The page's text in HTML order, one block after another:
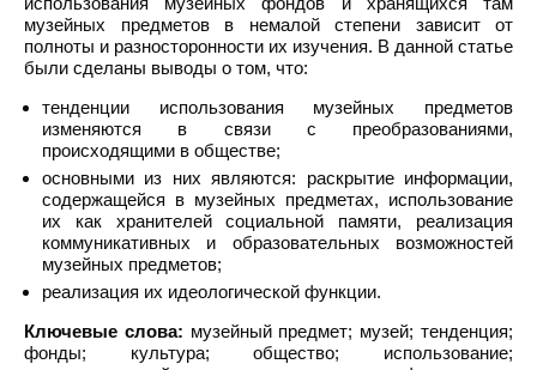
музейных предметов в немалой степени зависит от
полноты и разносторонности их изучения. В данной статье
были сделаны выводы о том, что:
тенденции использования музейных предметов
изменяются в связи с преобразованиями,
происходящими в обществе;
основными из них являются: раскрытие информации,
содержащейся в музейных предметах, использование
их как хранителей социальной памяти, реализация
коммуникативных и образовательных возможностей
музейных предметов;
реализация их идеологической функции.
Ключевые слова: музейный предмет; музей; тенденция;
фонды; культура; общество; использование;